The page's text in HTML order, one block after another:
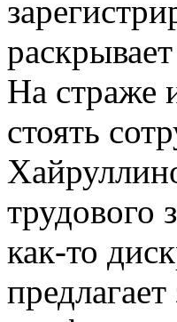
На страже
стоять
трудового
как-то